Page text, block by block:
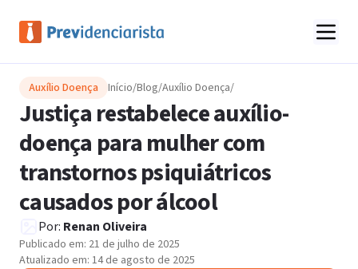
Auxílio Doença Início/Blog/Auxílio Doença/
Justiça restabelece auxílio-
doença para mulher com
transtornos psiquiátricos
causados por álcool
Por: Renan Oliveira
Publicado em: 21 de julho de 2025
Atualizado em: 14 de agosto de 2025